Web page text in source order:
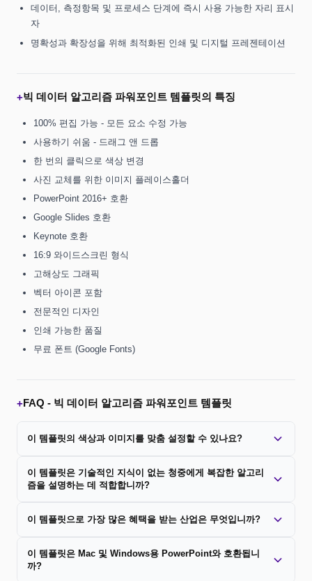
데이터, 측정항목 및 프로세스 단계에 즉시 사용 가능한 자리 표시
자
명확성과 확장성을 위해 최적화된 인쇄 및 디지털 프레젠테이션
+빅 데이터 알고리즘 파워포인트 템플릿의 특징
100% 편집 가능 - 모든 요소 수정 가능
사용하기 쉬움 - 드래그 앤 드롭
한 번의 클릭으로 색상 변경
사진 교체를 위한 이미지 플레이스홀더
PowerPoint 2016+ 호환
Google Slides 호환
Keynote 호환
16:9 와이드스크린 형식
고해상도 그래픽
벡터 아이콘 포함
전문적인 디자인
인쇄 가능한 품질
무료 폰트 (Google Fonts)
+FAQ - 빅 데이터 알고리즘 파워포인트 템플릿
이 템플릿의 색상과 이미지를 맞춤 설정할 수 있나요?
이 템플릿은 기술적인 지식이 없는 청중에게 복잡한 알고리
즘을 설명하는 데 적합합니까?
이 템플릿으로 가장 많은 혜택을 받는 산업은 무엇입니까?
이 템플릿은 Mac 및 Windows용 PowerPoint와 호환됩니
까?